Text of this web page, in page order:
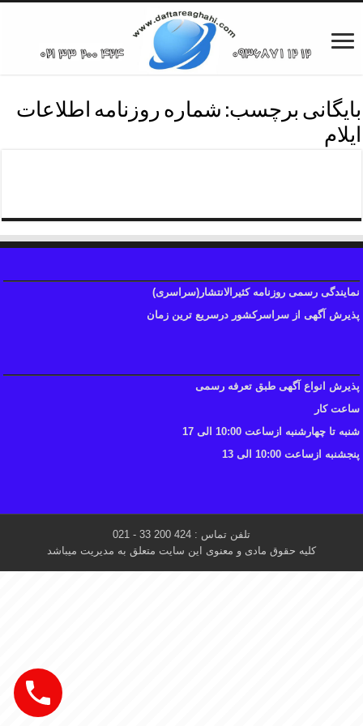
بایگانی برچسب: شماره روزنامه اطلاعات
ایلام
نمایندگی رسمی روزنامه کثیرالانتشار(سراسری)
پذیرش آگهی از سراسرکشور درسریع ترین زمان
پذیرش انواع آگهی طبق تعرفه رسمی
ساعت کار
شنبه تا چهارشنبه ازساعت 10:00 الی 17
پنجشنبه ازساعت 10:00 الی 13
تلفن تماس : 424 200 33 - 021
کلیه حقوق مادی و معنوی این سایت متعلق به مدیریت میباشد